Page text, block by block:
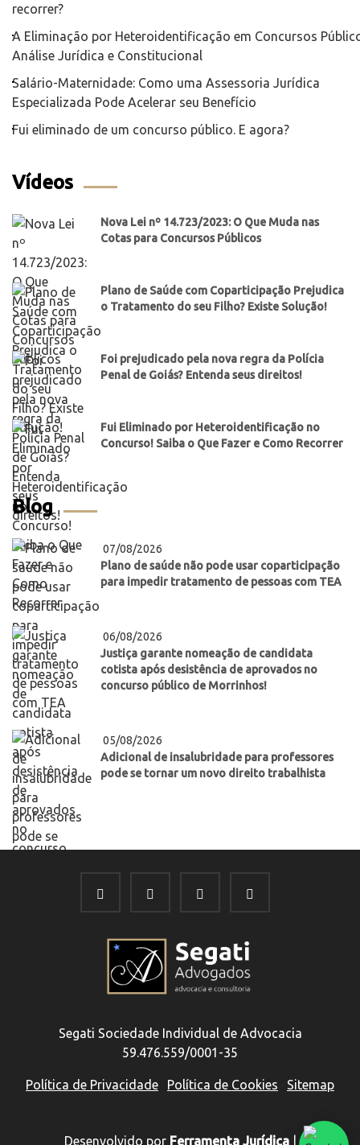
recorrer?
A Eliminação por Heteroidentificação em Concursos
Análise Jurídica e Constitucional
Salário-Maternidade: Como uma Assessoria Jurídica
Especializada Pode Acelerar seu Benefício
Fui eliminado de um concurso público. E agora?
Vídeos
Nova Lei nº 14.723/2023: O Que Muda nas
Cotas para Concursos Públicos
Plano de Saúde com Coparticipação Prejudica
o Tratamento do seu Filho? Existe Solução!
Foi prejudicado pela nova regra da Polícia
Penal de Goiás? Entenda seus direitos!
Fui Eliminado por Heteroidentificação no
Concurso! Saiba o Que Fazer e Como Recorrer
Blog
07/08/2026
Plano de saúde não pode usar coparticipação
para impedir tratamento de pessoas com TEA
06/08/2026
Justiça garante nomeação de candidata
cotista após desistência de aprovados no
concurso público de Morrinhos!
05/08/2026
Adicional de insalubridade para professores
pode se tornar um novo direito trabalhista
Segati Sociedade Individual de Advocacia
59.476.559/0001-35
Política de Privacidade Política de Cookies Sitemap
Desenvolvido por Ferramenta Jurídica|